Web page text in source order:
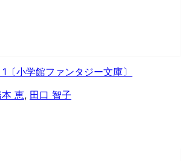
〔小学館ファンタジー文庫〕
恵, 田口 智子